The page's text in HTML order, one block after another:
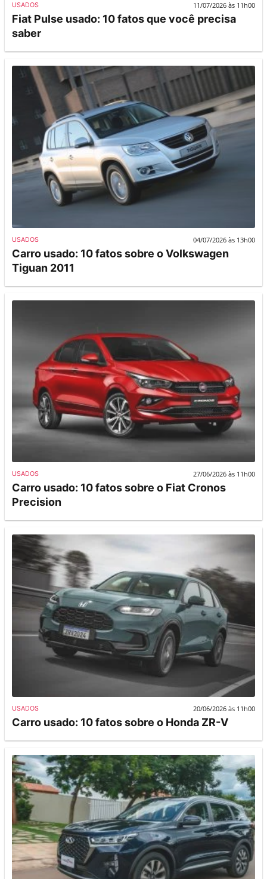
USADOS 11/07/2026 às 11h00
Fiat Pulse usado: 10 fatos que você precisa
saber
USADOS 04/07/2026 às 13h00
Carro usado: 10 fatos sobre o Volkswagen
Tiguan 2011
USADOS 27/06/2026 às 11h00
Carro usado: 10 fatos sobre o Fiat Cronos
Precision
USADOS 20/06/2026 às 11h00
Carro usado: 10 fatos sobre o Honda ZR-V